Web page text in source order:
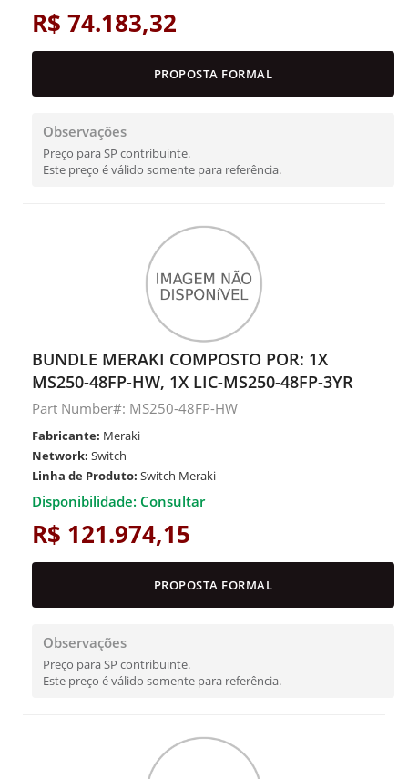
R$ 74.183,32
PROPOSTA FORMAL
Observações
Preço para SP contribuinte.
Este preço é válido somente para referência.
BUNDLE MERAKI COMPOSTO POR: 1X
MS250-48FP-HW, 1X LIC-MS250-48FP-3YR
Part Number#: MS250-48FP-HW
Fabricante: Meraki
Network: Switch
Linha de Produto: Switch Meraki
Disponibilidade: Consultar
R$ 121.974,15
PROPOSTA FORMAL
Observações
Preço para SP contribuinte.
Este preço é válido somente para referência.